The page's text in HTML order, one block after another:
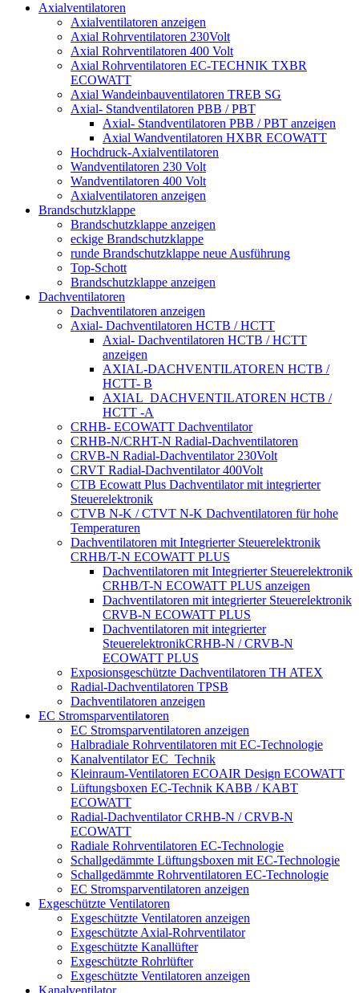
Axialventilatoren
Axialventilatoren anzeigen
Axial Rohrventilatoren 230Volt
Axial Rohrventilatoren 400 Volt
Axial Rohrventilatoren EC-TECHNIK TXBR
ECOWATT
Axial Wandeinbauventilatoren TREB SG
Axial- Standventilatoren PBB / PBT
Axial- Standventilatoren PBB / PBT anzeigen
Axial Wandventilatoren HXBR ECOWATT
Hochdruck-Axialventilatoren
Wandventilatoren 230 Volt
Wandventilatoren 400 Volt
Axialventilatoren anzeigen
Brandschutzklappe
Brandschutzklappe anzeigen
eckige Brandschutzklappe
runde Brandschutzklappe neue Ausführung
Top-Schott
Brandschutzklappe anzeigen
Dachventilatoren
Dachventilatoren anzeigen
Axial- Dachventilatoren HCTB / HCTT
Axial- Dachventilatoren HCTB / HCTT
anzeigen
AXIAL-DACHVENTILATOREN HCTB /
HCTT- B
AXIAL_DACHVENTILATOREN HCTB /
HCTT -A
CRHB- ECOWATT Dachventilator
CRHB-N/CRHT-N Radial-Dachventilatoren
CRVB-N Radial-Dachventilator 230Volt
CRVT Radial-Dachventilator 400Volt
CTB Ecowatt Plus Dachventilator mit integrierter
Steuerelektronik
CTVB N-K / CTVT N-K Dachventilatoren für hohe
Temperaturen
Dachventilatoren mit Integrierter Steuerelektronik
CRHB/T-N ECOWATT PLUS
Dachventilatoren mit Integrierter Steuerelektronik
CRHB/T-N ECOWATT PLUS anzeigen
Dachventilatoren mit integrierter Steuerelektronik
CRVB-N ECOWATT PLUS
Dachventilatoren mit integrierter
SteuerelektronikCRHB-N / CRVB-N
ECOWATT PLUS
Exposionsgeschützte Dachventilatoren TH ATEX
Radial-Dachventilatoren TPSB
Dachventilatoren anzeigen
EC Stromsparventilatoren
EC Stromsparventilatoren anzeigen
Halbradiale Rohrventilatoren mit EC-Technologie
Kanalventilator EC_Technik
Kleinraum-Ventilatoren ECOAIR Design ECOWATT
Lüftungsboxen EC-Technik KABB / KABT
ECOWATT
Radial-Dachventilator CRHB-N / CRVB-N
ECOWATT
Radiale Rohrventilatoren EC-Technologie
Schallgedämmte Lüftungsboxen mit EC-Technologie
Schallgedämmte Rohrventilatoren EC-Technologie
EC Stromsparventilatoren anzeigen
Exgeschützte Ventilatoren
Exgeschützte Ventilatoren anzeigen
Exgeschützte Axial-Rohrventilator
Exgeschützte Kanallüfter
Exgeschützte Rohrlüfter
Exgeschützte Ventilatoren anzeigen
Kanalventilator